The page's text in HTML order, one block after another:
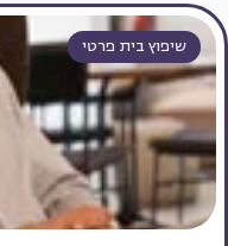
שיפוץ בית פרטי